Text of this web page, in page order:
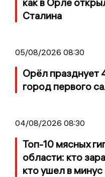
Сталина
05/08/2026 08:30
Орёл празднует
город первого
04/08/2026 08:30
Топ-10 мясных
области: кто
кто ушел в минус